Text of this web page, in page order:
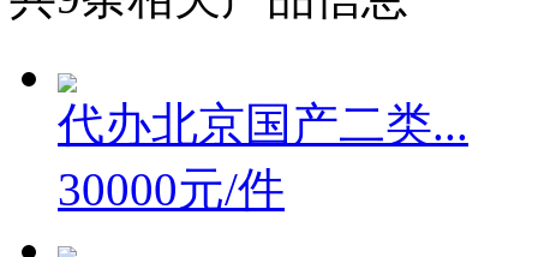
代办北京国产二类...
30000元/件